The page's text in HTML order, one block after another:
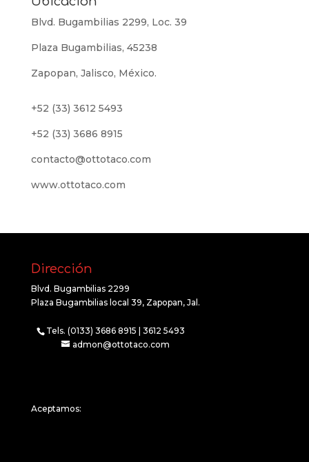
Blvd. Bugambilias 2299, Loc. 39
Plaza Bugambilias, 45238
Zapopan, Jalisco, México.
+52 (33) 3612 5493
+52 (33) 3686 8915
contacto@ottotaco.com
www.ottotaco.com
Dirección
Blvd. Bugambilias 2299
Plaza Bugambilias local 39, Zapopan, Jal.
Tels. (0133) 3686 8915 | 3612 5493
admon@ottotaco.com
Aceptamos: